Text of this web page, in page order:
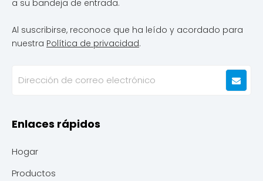
a su bandeja de entrada.
Al suscribirse, reconoce que ha leído y acordado para
nuestra Política de privacidad.
Enlaces rápidos
Hogar
Productos